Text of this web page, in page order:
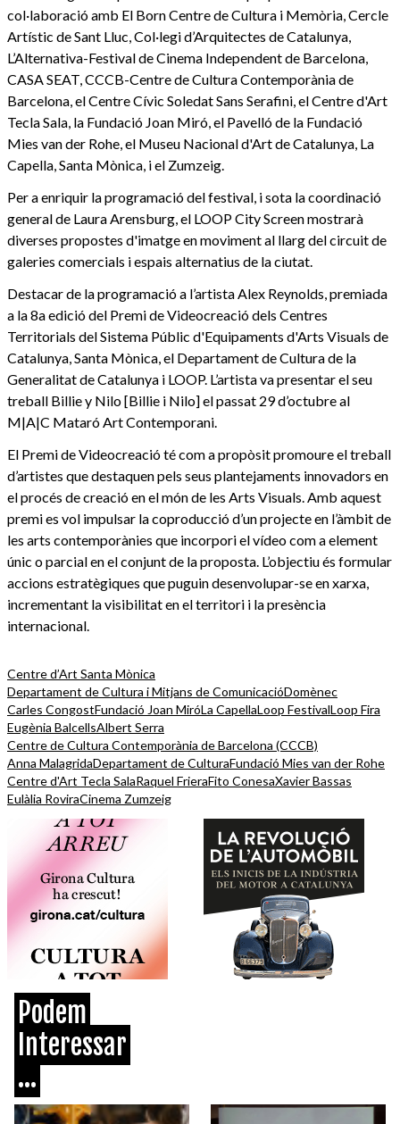
col·laboració amb El Born Centre de Cultura i Memòria, Cercle
Artístic de Sant Lluc, Col·legi d’Arquitectes de Catalunya,
L’Alternativa-Festival de Cinema Independent de Barcelona,
CASA SEAT, CCCB-Centre de Cultura Contemporània de
Barcelona, el Centre Cívic Soledat Sans Serafini, el Centre d'Art
Tecla Sala, la Fundació Joan Miró, el Pavelló de la Fundació
Mies van der Rohe, el Museu Nacional d'Art de Catalunya, La
Capella, Santa Mònica, i el Zumzeig.
Per a enriquir la programació del festival, i sota la coordinació
general de Laura Arensburg, el LOOP City Screen mostrarà
diverses propostes d'imatge en moviment al llarg del circuit de
galeries comercials i espais alternatius de la ciutat.
Destacar de la programació a l’artista Alex Reynolds, premiada
a la 8a edició del Premi de Videocreació dels Centres
Territorials del Sistema Públic d'Equipaments d'Arts Visuals de
Catalunya, Santa Mònica, el Departament de Cultura de la
Generalitat de Catalunya i LOOP. L’artista va presentar el seu
treball Billie y Nilo [Billie i Nilo] el passat 29 d’octubre al
M|A|C Mataró Art Contemporani.
El Premi de Videocreació té com a propòsit promoure el treball
d’artistes que destaquen pels seus plantejaments innovadors en
el procés de creació en el món de les Arts Visuals. Amb aquest
premi es vol impulsar la coproducció d’un projecte en l’àmbit de
les arts contemporànies que incorpori el vídeo com a element
únic o parcial en el conjunt de la proposta. L’objectiu és formular
accions estratègiques que puguin desenvolupar-se en xarxa,
incrementant la visibilitat en el territori i la presència
internacional.
Centre d’Art Santa Mònica
Departament de Cultura i Mitjans de ComunicacióDomènec
Carles CongostFundació Joan MiróLa CapellaLoop FestivalLoop Fira
Eugènia BalcellsAlbert Serra
Centre de Cultura Contemporània de Barcelona (CCCB)
Anna MalagridaDepartament de CulturaFundació Mies van der Rohe
Centre d'Art Tecla SalaRaquel FrieraFito ConesaXavier Bassas
Eulàlia RoviraCinema Zumzeig
Podem
Interessar
...